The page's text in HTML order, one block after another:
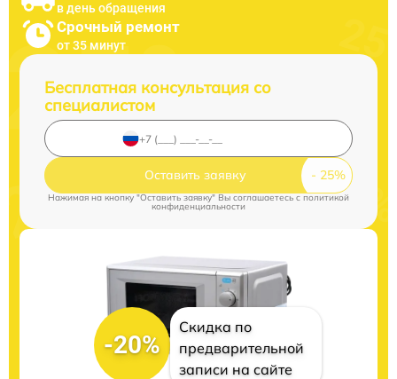
в день обращения
Срочный ремонт
от 35 минут
Бесплатная консультация со
специалистом
Оставить заявку
Нажимая на кнопку "Оставить заявку" Вы соглашаетесь cполитикой
конфиденциальности
-20%
Скидка по
предварительной
записи на сайте